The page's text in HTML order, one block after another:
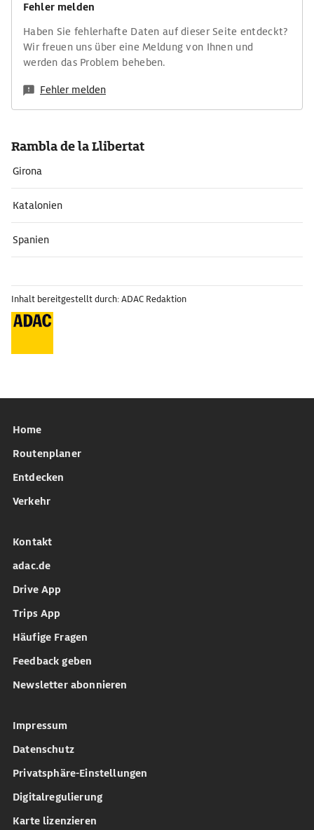
Fehler melden
Haben Sie fehlerhafte Daten auf dieser Seite entdeckt?
Wir freuen uns über eine Meldung von Ihnen und
werden das Problem beheben.
Fehler melden
Rambla de la Llibertat
Girona
Katalonien
Spanien
Inhalt bereitgestellt durch: ADAC Redaktion
Home
Routenplaner
Entdecken
Verkehr
Kontakt
adac.de
Drive App
Trips App
Häufige Fragen
Feedback geben
Newsletter abonnieren
Impressum
Datenschutz
Privatsphäre-Einstellungen
Digitalregulierung
Karte lizenzieren